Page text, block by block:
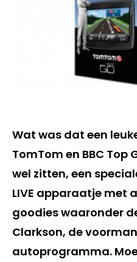
Wat was dat een
TomTom en BBC Top
wel zitten, een
LIVE apparaatje met
goodies waaronder
Clarkson, de
autoprogramma.